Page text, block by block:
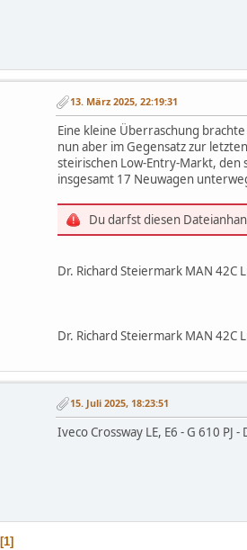
13. März 2025, 22:19:31
Eine kleine Überraschung
nun aber im Gegensatz zur
steirischen Low-Entry-Markt, den
insgesamt 17 Neuwagen
Du darfst diesen
Dr. Richard Steiermark MAN
Dr. Richard Steiermark MAN 42C
15. Juli 2025, 18:23:51
Iveco Crossway LE, E6 - G 610
1